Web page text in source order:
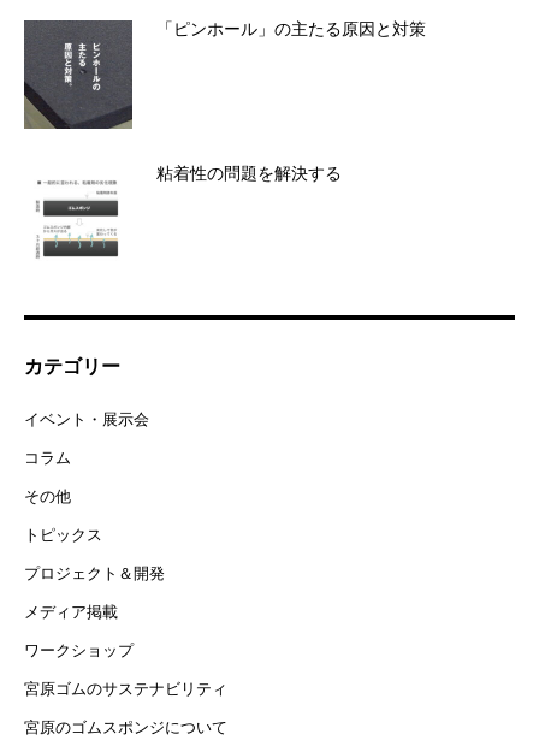
「ピンホール」の主たる原因と対策
粘着性の問題を解決する
カテゴリー
イベント・展示会
コラム
その他
トピックス
プロジェクト＆開発
メディア掲載
ワークショップ
宮原ゴムのサステナビリティ
宮原のゴムスポンジについて